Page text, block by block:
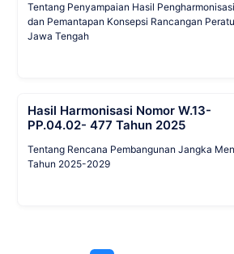
Tentang Penyampaian Hasil
dan Pemantapan Konsepsi Rancangan
Jawa Tengah
Hasil Harmonisasi Nomor W.13-
PP.04.02- 477 Tahun 2025
Tentang Rencana Pembangunan Jangka
Tahun 2025-2029